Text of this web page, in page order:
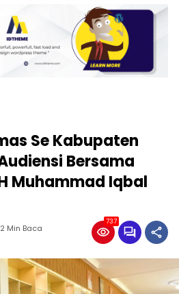
Se Kabupaten
Bersama
Muhammad Iqbal
2 Min Baca
737